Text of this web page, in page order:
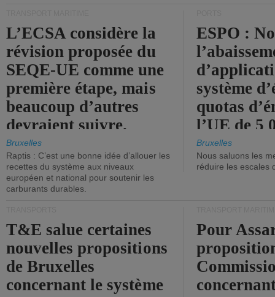
L’ECSA considère la
révision proposée du
SEQE-UE comme une
première étape, mais
beaucoup d’autres
devraient suivre.
Bruxelles
Raptis : C’est une bonne idée d’allouer les
recettes du système aux niveaux
européen et national pour soutenir les
carburants durables.
ESPO :
système
quotas
l’UE de 5
tonneaux
brute.
Bruxelles
Nous saluons les
réduire les escales
T&E salue certaines
nouvelles propositions
de Bruxelles
concernant le système
Pour